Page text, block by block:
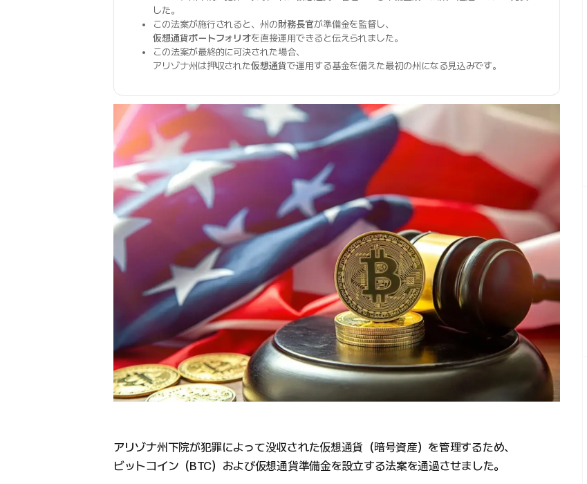
した。
この法案が施行されると、州の財務長官が準備金を監督し、
仮想通貨ポートフォリオを直接運用できると伝えられました。
この法案が最終的に可決された場合、
アリゾナ州は押収された仮想通貨で運用する基金を備えた最初の州になる見込みです。
アリゾナ州下院が犯罪によって没収された仮想通貨（暗号資産）を管理するため、
ビットコイン（BTC）および仮想通貨準備金を設立する法案を通過させました。